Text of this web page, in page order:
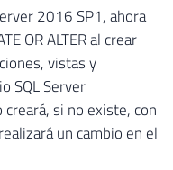
2016 SP1, ahora
OR ALTER al crear
vistas y
SQL Server
si no existe, con
un cambio en el